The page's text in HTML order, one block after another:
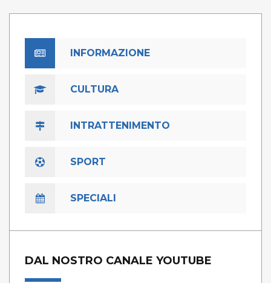
INFORMAZIONE
CULTURA
INTRATTENIMENTO
SPORT
SPECIALI
DAL NOSTRO CANALE YOUTUBE